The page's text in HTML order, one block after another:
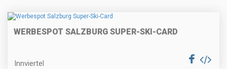
WERBESPOT SALZBURG SUPER-SKI-CARD
Innviertel